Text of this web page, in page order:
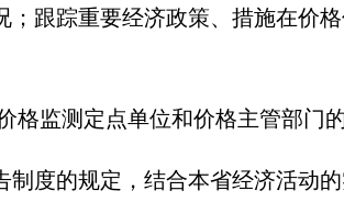
跟踪重要经济政策、措施在价
监测定点单位和价格主管部门的
度的规定，结合本省经济活动的